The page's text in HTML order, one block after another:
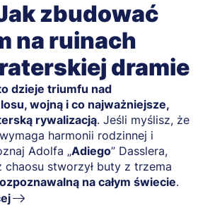
zbudować
na ruinach
dramie
dzieje triumfu nad
wojną i co najważniejsze,
rywalizacją. Jeśli myślisz, że
harmonii rodzinnej i
Adolfa „Adiego” Dasslera,
chaosu stworzył buty z trzema
na całym świecie.